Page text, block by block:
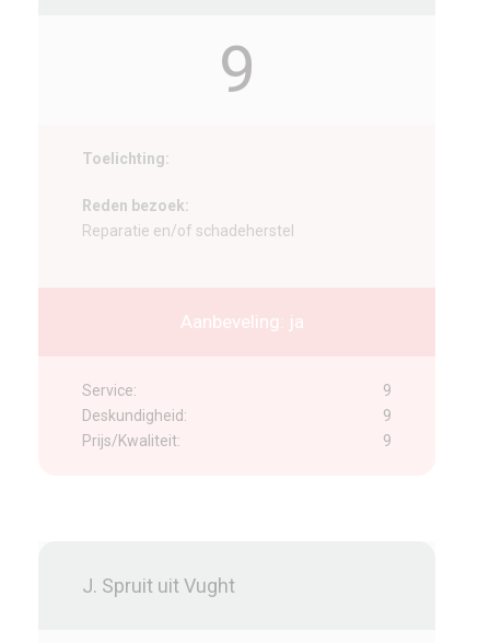
9
Toelichting:
Reden bezoek:
Reparatie en/of schadeherstel
Aanbeveling: ja
Service:
9
Deskundigheid:
9
Prijs/Kwaliteit:
9
J. Spruit uit Vught